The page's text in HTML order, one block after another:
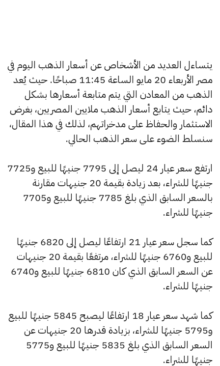
يتساءل العديد من الأشخاص عن أسعار الذهب اليوم في
مصر الأربعاء 20 مايو الساعة 11:45 صباحًا. حيث يُعد
الذهب من المعادن التي يتم متابعة أسعارها بشكل
دائم، حيث يتابع أسعار الذهب ملايين المصريين، بغرض
الاستثمار والحفاظ على مدخراتهم، لذلك في هذا المقال،
سنسلط الضوء على سعر الذهب الحالي.
ارتفع سعر عيار 24 ليصل إلى 7795 جنيهًا للبيع و7725
جنيهًا للشراء، بعد زيادة بقيمة 20 جنيهات مقارنة
بالسعر السابق الذي بلغ 7785 جنيهًا للبيع و7705
جنيهًا للشراء.
كما سجل سعر عيار 21 ارتفاعًا ليصل إلى 6820 جنيهًا
للبيع و6760 جنيهًا للشراء، مرتفعًا بقيمة 20 جنيهات
عن السعر السابق الذي كان 6810 جنيهًا للبيع و6740
جنيهًا للشراء.
كما شهد سعر عيار 18 ارتفاعًا ليصبح 5845 جنيهًا للبيع
و5795 جنيهًا للشراء، بزيادة قدرها 20 جنيهات عن
السعر السابق الذي بلغ 5835 جنيهًا للبيع و5775
جنيهًا للشراء.